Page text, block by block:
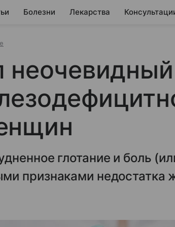
Болезни Лекарства
неочевидный
глотание и боль
признаками недостатка